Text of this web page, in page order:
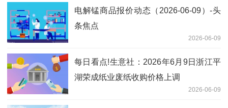
电解锰商品报价动态（2026-06-09）-头
条焦点
2026-06-09
每日看点!生意社：2026年6月9日浙江平
湖荣成纸业废纸收购价格上调
2026-06-09